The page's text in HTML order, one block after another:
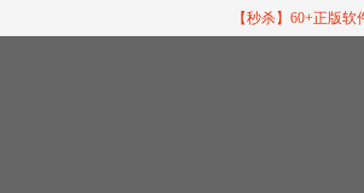
【秒杀】60+正版